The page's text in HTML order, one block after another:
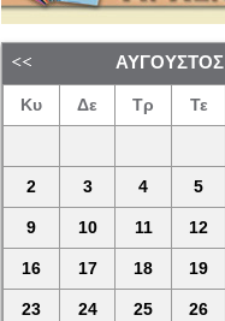
ΑΎΓΟΥΣΤΟΣ
Κυ Δε Τρ Τε
2 3 4 5
9 10 11 12
16 17 18 19
23 24 25 26